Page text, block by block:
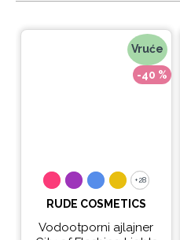
Vruće
-40 %
+28
+28
RUDE COSMETICS
Vodootporni ajlajner